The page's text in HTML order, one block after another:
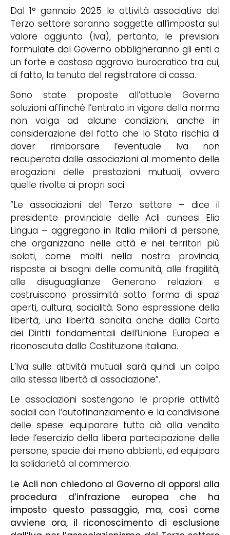
Dal 1° gennaio 2025 le attività associative del
Terzo settore saranno soggette all’imposta sul
valore aggiunto (Iva), pertanto, le previsioni
formulate dal Governo obbligheranno gli enti a
un forte e costoso aggravio burocratico tra cui,
di fatto, la tenuta del registratore di cassa.
Sono state proposte all’attuale Governo
soluzioni affinché l’entrata in vigore della norma
non valga ad alcune condizioni, anche in
considerazione del fatto che lo Stato rischia di
dover rimborsare l’eventuale Iva non
recuperata dalle associazioni al momento delle
erogazioni delle prestazioni mutuali, ovvero
quelle rivolte ai propri soci.
“Le associazioni del Terzo settore – dice il
presidente provinciale delle Acli cuneesi Elio
Lingua – aggregano in Italia milioni di persone,
che organizzano nelle città e nei territori più
isolati, come molti nella nostra provincia,
risposte ai bisogni delle comunità, alle fragilità,
alle disuguaglianze Generano relazioni e
costruiscono prossimità sotto forma di spazi
aperti, cultura, socialità. Sono espressione della
libertà, una libertà sancita anche dalla Carta
dei Diritti fondamentali dell’Unione Europea e
riconosciuta dalla Costituzione italiana.
L’Iva sulle attività mutuali sarà quindi un colpo
alla stessa libertà di associazione”.
Le associazioni sostengono le proprie attività
sociali con l’autofinanziamento e la condivisione
delle spese: equiparare tutto ciò alla vendita
lede l’esercizio della libera partecipazione delle
persone, specie dei meno abbienti, ed equipara
la solidarietà al commercio.
Le Acli non chiedono al Governo di opporsi alla
procedura d’infrazione europea che ha
imposto questo passaggio, ma, così come
avviene ora, il riconoscimento di esclusione